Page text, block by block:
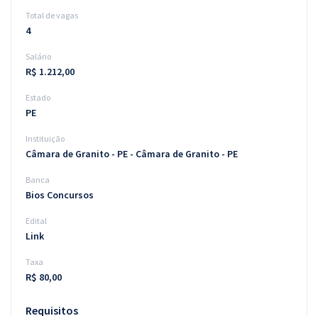
Blog
Aprovados
Atendimento
Total de vagas
4
Salário
R$ 1.212,00
Estado
PE
Instituição
Câmara de Granito - PE - Câmara de Granito - PE
Banca
Bios Concursos
Edital
Link
Taxa
R$ 80,00
Requisitos